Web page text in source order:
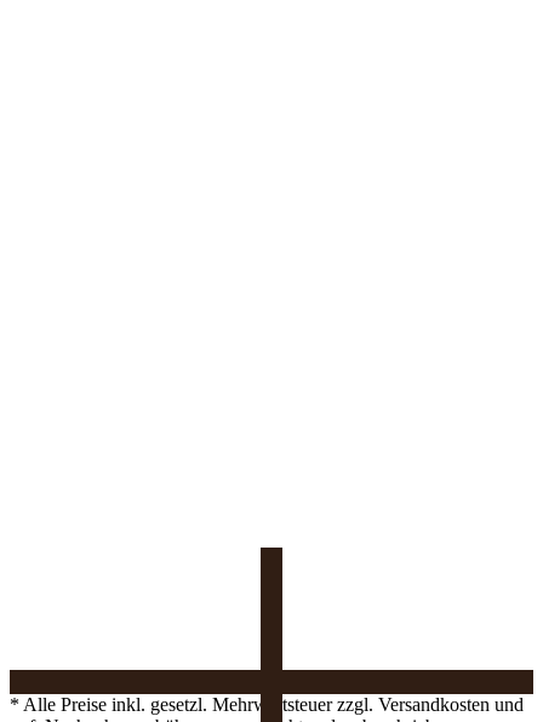
* Alle Preise inkl. gesetzl. Mehrwertsteuer zzgl. Versandkosten und